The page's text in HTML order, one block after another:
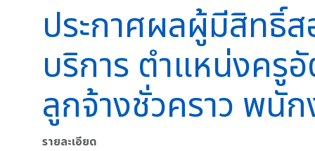
ประกาศผลผู้มีสิทธิ์ส
บริการ ตำแหน่งครูอั
ลูกจ้างชั่วคราว พนั
รายละเอียด